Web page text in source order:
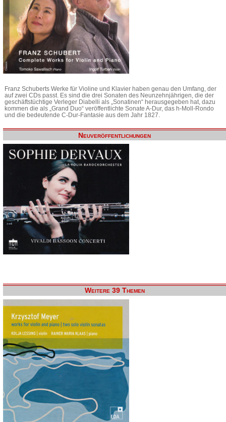
Franz Schuberts Werke für Violine und Klavier haben genau den Umfang, der
auf zwei CDs passt. Es sind die drei Sonaten des Neunzehnjährigen, die der
geschäftstüchtige Verleger Diabelli als „Sonatinen“ herausgegeben hat, dazu
kommen die als „Grand Duo“ veröffentlichte Sonate A-Dur, das h-Moll-Rondo
und die bedeutende C-Dur-Fantasie aus dem Jahr 1827.
Neuveröffentlichungen
Weitere 39 Themen